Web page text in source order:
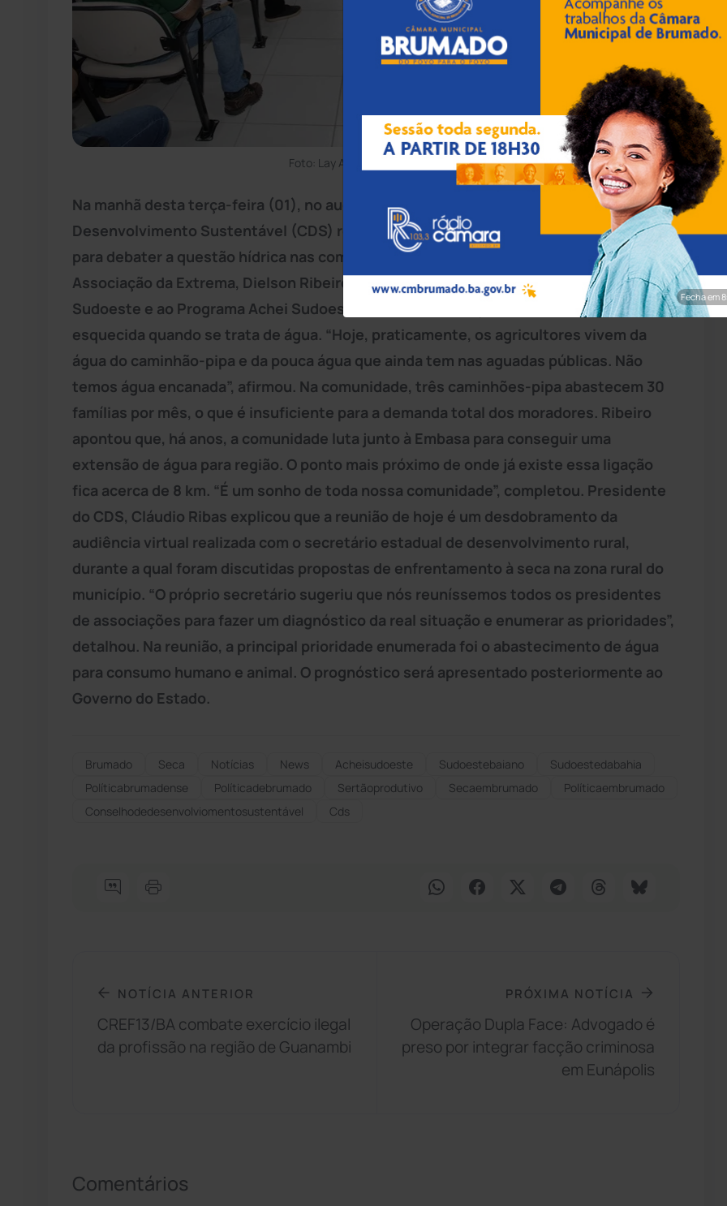
Foto: Lay Amorim/Achei Sudoeste
Na manhã desta terça-feira (01), no auditório da Prefeitura Municipal, o Conselho de
Desenvolvimento Sustentável (CDS) reuniu líderes e presidentes de associações
para debater a questão hídrica nas comunidades rurais de
. O presidente da
Associação da Extrema, Dielson Ribeiro, compareceu à reunião. Ao site Achei
Sudoeste e ao Programa Achei Sudoeste no Ar, ele disse que a comunidade foi
esquecida quando se trata de água. “Hoje, praticamente, os agricultores vivem da
água do caminhão-pipa e da pouca água que ainda tem nas aguadas públicas. Não
temos água encanada”, afirmou. Na comunidade, três caminhões-pipa abastecem 30
famílias por mês, o que é insuficiente para a demanda total dos moradores. Ribeiro
apontou que, há anos, a comunidade luta junto à Embasa para conseguir uma
extensão de água para região. O ponto mais próximo de onde já existe essa ligação
fica acerca de 8 km. “É um sonho de toda nossa comunidade”, completou. Presidente
do CDS, Cláudio Ribas explicou que a reunião de hoje é um desdobramento da
audiência virtual realizada com o secretário estadual de desenvolvimento rural,
durante a qual foram discutidas propostas de enfrentamento à seca na zona rural do
município. “O próprio secretário sugeriu que nós reuníssemos todos os presidentes
de associações para fazer um diagnóstico da real situação e enumerar as prioridades”,
detalhou. Na reunião, a principal prioridade enumerada foi o abastecimento de água
para consumo humano e animal. O prognóstico será apresentado posteriormente ao
Governo do Estado.
Brumado Seca Notícias News Acheisudoeste Sudoestebaiano
Sudoestedabahia
Políticabrumadense
Políticadebrumado Sertãoprodutivo Secaembrumado
Políticaembrumado
Conselhodedesenvolviomentosustentável
Cds
NOTÍCIA ANTERIOR
CREF13/BA combate exercício ilegal
da profissão na região de Guanambi
PRÓXIMA NOTÍCIA
Operação Dupla Face: Advogado é
preso por integrar facção criminosa
em Eunápolis
Comentários
Fecha em